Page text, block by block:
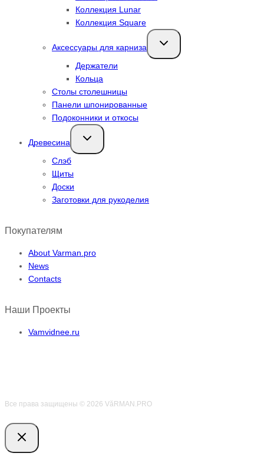
Коллекция Lunar
Коллекция Square
Аксессуары для карниза
Переключить
дочернее
Держатели
Кольца
Столы столешницы
Панели шпонированные
Подоконники и откосы
Древесина
Переключить
дочернее
Слэб
Щиты
Доски
Заготовки для рукоделия
Покупателям
About Varman.pro
News
Contacts
Наши Проекты
Vamvidnee.ru
Все права защищены © 2026 VӑRMAN.PRO